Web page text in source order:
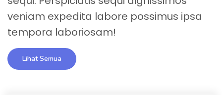
veniam expedita labore possimus ipsa
Lihat Semua